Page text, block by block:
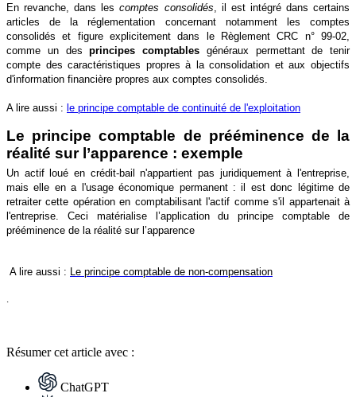
En revanche, dans lescomptes consolidés , il est intégré dans certains
articles de la réglementation concernant notamment les comptes
consolidés et figure explicitement dans le Règlement CRC n° 99-02,
comme un desprincipes comptables généraux permettant de tenir
compte des caractéristiques propres à la consolidation et aux objectifs
d'information financière propres aux comptes consolidés.
A lire aussi : le principe comptable de continuité de l'exploitation
Le principe comptable de prééminence de la
réalité sur l’apparence : exemple
Un actif loué en crédit-bail n'appartient pas juridiquement à l'entreprise,
mais elle en a l'usage économique permanent : il est donc légitime de
retraiter cette opération en comptabilisant l'actif comme s'il appartenait à
l'entreprise. Ceci matérialise l’application du principe comptable de
prééminence de la réalité sur l’apparence
A lire aussi : Le principe comptable de non-compensation
Résumercet article avec :
ChatGPT